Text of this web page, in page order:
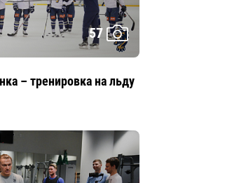
57
– тренировка на льду